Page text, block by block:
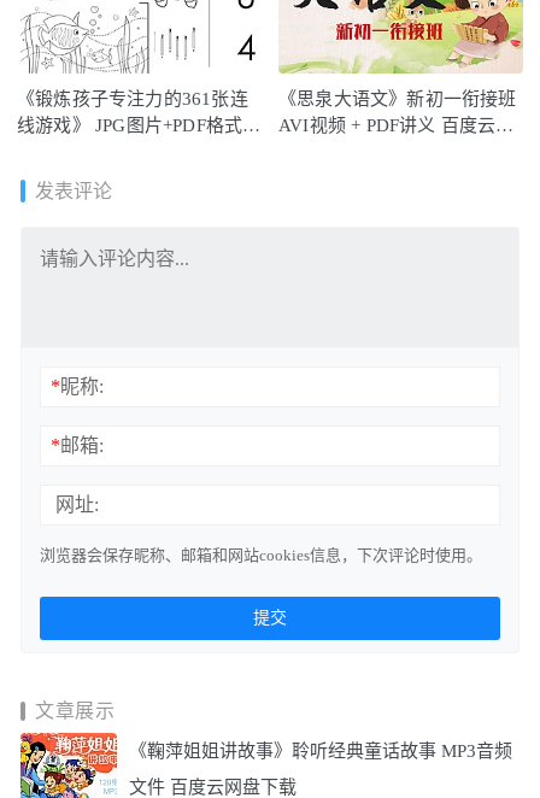
《锻炼孩子专注力的361张连
线游戏》 JPG图片+PDF格式
《思泉大语文》新初一衔接班
AVI视频 + PDF讲义 百度云网
发表评论
*昵称:
*邮箱:
网址:
浏览器会保存昵称、邮箱和网站cookies信息，下次评论时使用。
文章展示
《鞠萍姐姐讲故事》聆听经典童话故事 MP3音频
文件 百度云网盘下载